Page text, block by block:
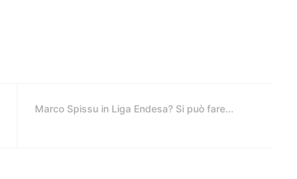
Marco Spissu in Liga Endesa? Si può fare...